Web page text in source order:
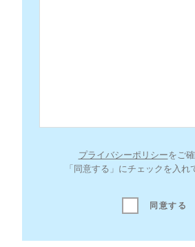
プライバシーポリシーをご
「同意する」にチェックを入れ
同意する